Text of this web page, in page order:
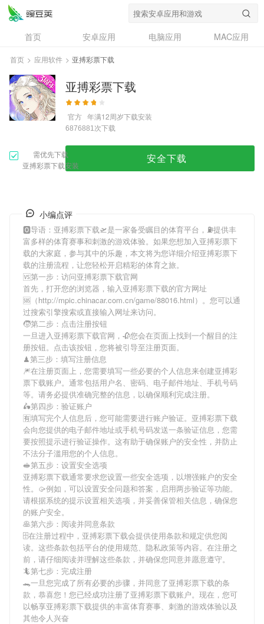
首页 安卓应用 电脑应用
MAC应用
资讯
专题
问答
首页 > 应用软件 > 亚搏彩票下载
亚搏彩票下载
官方 年满12周岁下载安装
6876881次下载
需优先下载
亚搏彩票下载安装
安全下载
小编点评
🅾导语： 亚搏彩票下载🛫是一家备受瞩目的体育平台，⛽️提供丰
富多样的体育赛事和刺激的游戏体验。如果您想加入亚搏彩票下
载的大家庭，参与其中的乐趣，本文将为您详细介绍亚搏彩票下
载的注册流程，让您轻松开启精彩的体育之旅。
🆚第一步：访问亚搏彩票下载官网
首先，打开您的浏览器，输入亚搏彩票下载的官方网址
🆘（http://mpic.chinacar.com.cn/game/88016.html）。您可以通
过搜索引擎搜索或直接输入网址来访问。
🧒第二步：点击注册按钮
一旦进入亚搏彩票下载官网，🥀您会在页面上找到一个醒目的注
册按钮。点击该按钮，您将被引导至注册页面。
♟第三步：填写注册信息
🎆在注册页面上，您需要填写一些必要的个人信息来创建亚搏彩
票下载账户。通常包括用户名、密码、电子邮件地址、手机号码
等。请务必提供准确完整的信息，以确保顺利完成注册。
🛵第四步：验证账户
🈶填写完个人信息后，您可能需要进行账户验证。 亚搏彩票下载
会向您提供的电子邮件地址或手机号码发送一条验证信息，您需
要按照提示进行验证操作。这有助于确保账户的安全性，并防止
不法分子滥用您的个人信息。
🥪第五步：设置安全选项
亚搏彩票下载通常要求您设置一些安全选项，以增强账户的安全
性。🥠例如，可以设置安全问题和答案，启用两步验证等功能。
请根据系统的提示设置相关选项，并妥善保管相关信息，确保您
的账户安全。
🥞第六步：阅读并同意条款
🗄在注册过程中， 亚搏彩票下载会提供使用条款和规定供您阅
读。这些条款包括平台的使用规范、隐私政策等内容。在注册之
前，请仔细阅读并理解这些条款，并确保您同意并愿意遵守。
🦎第七步：完成注册
🐊一旦您完成了所有必要的步骤，并同意了亚搏彩票下载的条
款，恭喜您！您已经成功注册了亚搏彩票下载账户。现在，您可
以畅享亚搏彩票下载提供的丰富体育赛事、刺激的游戏体验以及
其他令人兴奋